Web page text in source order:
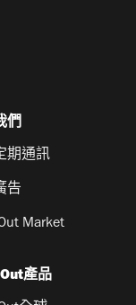
們
期通訊
告
Market
產品